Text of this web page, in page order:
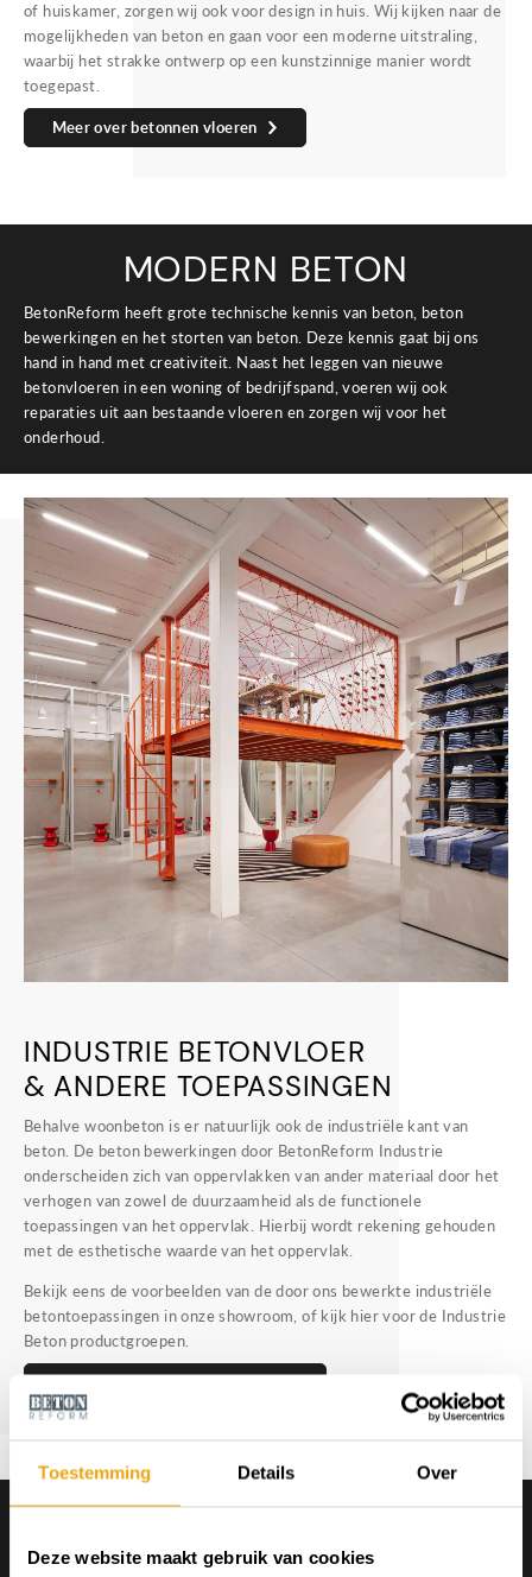
Toestemming Details Over
Deze website maakt gebruik van cookies
of huiskamer, zorgen wij ook voor design in huis. Wij kijken naar de
mogelijkheden van beton en gaan voor een moderne uitstraling,
waarbij het strakke ontwerp op een kunstzinnige manier wordt
toegepast.
Meer over betonnen vloeren
MODERN BETON
BetonReform heeft grote technische kennis van beton, beton
bewerkingen en het storten van beton. Deze kennis gaat bij ons
hand in hand met creativiteit. Naast het leggen van nieuwe
betonvloeren in een woning of bedrijfspand, voeren wij ook
reparaties uit aan bestaande vloeren en zorgen wij voor het
onderhoud.
INDUSTRIE BETONVLOER
& ANDERE TOEPASSINGEN
Behalve woonbeton is er natuurlijk ook de industriële kant van
beton. De beton bewerkingen door BetonReform Industrie
onderscheiden zich van oppervlakken van ander materiaal door het
verhogen van zowel de duurzaamheid als de functionele
toepassingen van het oppervlak. Hierbij wordt rekening gehouden
met de esthetische waarde van het oppervlak.
Bekijk eens de voorbeelden van de door ons bewerkte industriële
betontoepassingen in onze showroom, of kijk hier voor de Industrie
Beton productgroepen.